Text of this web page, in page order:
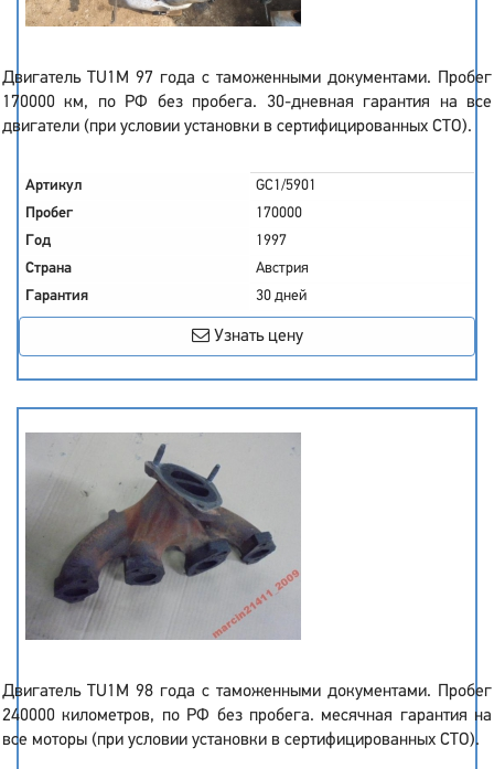
Двигатель TU1M 97 года с таможенными документами. Пробег
170000 км, по РФ без пробега. 30-дневная гарантия на все
двигатели (при условии установки в сертифицированных СТО).
Артикул
GC1/5901
Пробег
170000
Год
1997
Страна
Австрия
Гарантия
30 дней
Узнать цену
Двигатель TU1M 98 года с таможенными документами. Пробег
240000 километров, по РФ без пробега. месячная гарантия на
все моторы (при условии установки в сертифицированных СТО).